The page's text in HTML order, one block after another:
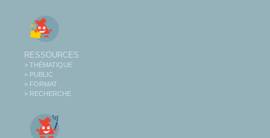
RESSOURCES
> THÉMATIQUE
> PUBLIC
> FORMAT
> RECHERCHE